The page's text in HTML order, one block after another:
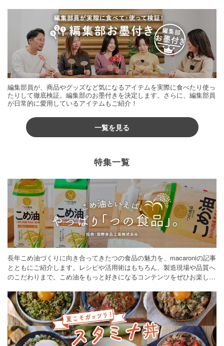
編集部員が、商品やグッズなど気になるアイテムを実際に食べたり使っ
たりして徹底検証。編集部のお墨付きを決定します。さらに、編集部員
が日常的に愛用しているアイテムもご紹介！
一覧を見る
特集一覧
長年こめ油づくりに向き合ってきたつの食品の魅力を、macaroniの記事
とともにご紹介します。レシピや活用術はもちろん、製造現場や品質へ
のこだわりまで。こめ油をもっと好きになるコンテンツをぜひお楽しみ